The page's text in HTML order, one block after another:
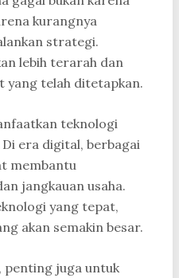
kurangnya
strategi.
lebih terarah dan
yang telah ditetapkan.
teknologi
era digital, berbagai
membantu
jangkauan usaha.
yang tepat,
akan semakin besar.
penting juga untuk